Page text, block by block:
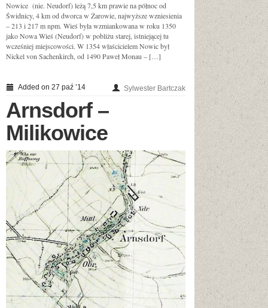
Nowice (nie. Neudorf) leżą 7,5 km prawie na północ od
Świdnicy, 4 km od dworca w Żarowie, najwyższe wzniesienia
– 213 i 217 m npm. Wieś była wzmiankowana w roku 1350
jako Nowa Wieś (Neudorf) w pobliżu starej, istniejącej tu
wcześniej miejscowości. W 1354 właścicielem Nowic był
Nickel von Sachenkirch, od 1490 Paweł Monau – […]
Added on 27 paź ’14 Sylwester Bartczak
Arnsdorf –
Milikowice